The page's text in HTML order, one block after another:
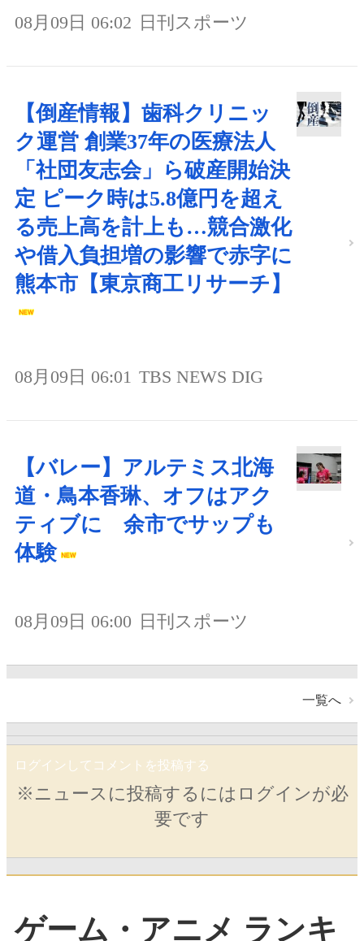
08月09日 06:02 日刊スポーツ
【倒産情報】歯科クリニッ
ク運営 創業37年の医療法人
「社団友志会」ら破産開始決
定 ピーク時は5.8億円を超え
る売上高を計上も…競合激化
や借入負担増の影響で赤字に
熊本市【東京商工リサーチ】
08月09日 06:01 TBS NEWS DIG
【バレー】アルテミス北海
道・鳥本香琳、オフはアク
ティブに 余市でサップも
体験
08月09日 06:00 日刊スポーツ
一覧へ
ログインしてコメントを投稿する
※ニュースに投稿するにはログインが必
要です
ゲーム・アニメ ランキ